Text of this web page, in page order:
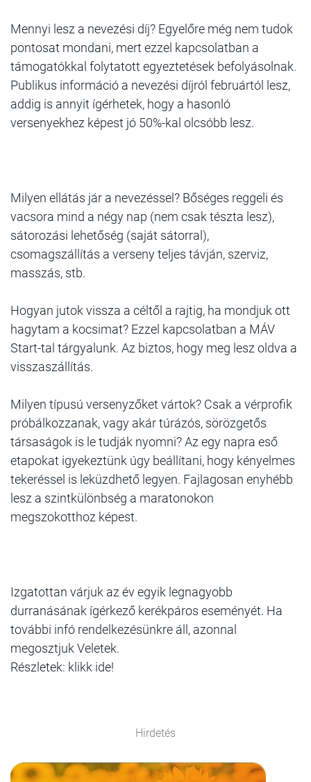
Mennyi lesz a nevezési díj? Egyelőre még nem tudok
pontosat mondani, mert ezzel kapcsolatban a
támogatókkal folytatott egyeztetések befolyásolnak.
Publikus információ a nevezési díjról februártól lesz,
addig is annyit ígérhetek, hogy a hasonló
versenyekhez képest jó 50%-kal olcsóbb lesz.
Milyen ellátás jár a nevezéssel? Bőséges reggeli és
vacsora mind a négy nap (nem csak tészta lesz),
sátorozási lehetőség (saját sátorral),
csomagszállítás a verseny teljes távján, szerviz,
masszás, stb.
Hogyan jutok vissza a céltől a rajtig, ha mondjuk ott
hagytam a kocsimat? Ezzel kapcsolatban a MÁV
Start-tal tárgyalunk. Az biztos, hogy meg lesz oldva a
visszaszállítás.
Milyen típusú versenyzőket vártok? Csak a vérprofik
próbálkozzanak, vagy akár túrázós, sörözgetős
társaságok is le tudják nyomni? Az egy napra eső
etapokat igyekeztünk úgy beállítani, hogy kényelmes
tekeréssel is leküzdhető legyen. Fajlagosan enyhébb
lesz a szintkülönbség a maratonokon
megszokotthoz képest.
Izgatottan várjuk az év egyik legnagyobb
durranásának ígérkező kerékpáros eseményét. Ha
további infó rendelkezésünkre áll, azonnal
megosztjuk Veletek.
Részletek: klikk ide!
Hirdetés